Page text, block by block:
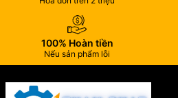
lắp đặt chính xác và tiết kiệm thời
⚙️ Thông Số Kỹ
Báo Khói Horing
100% Hoàn tiền
Nếu sản phẩm lỗi